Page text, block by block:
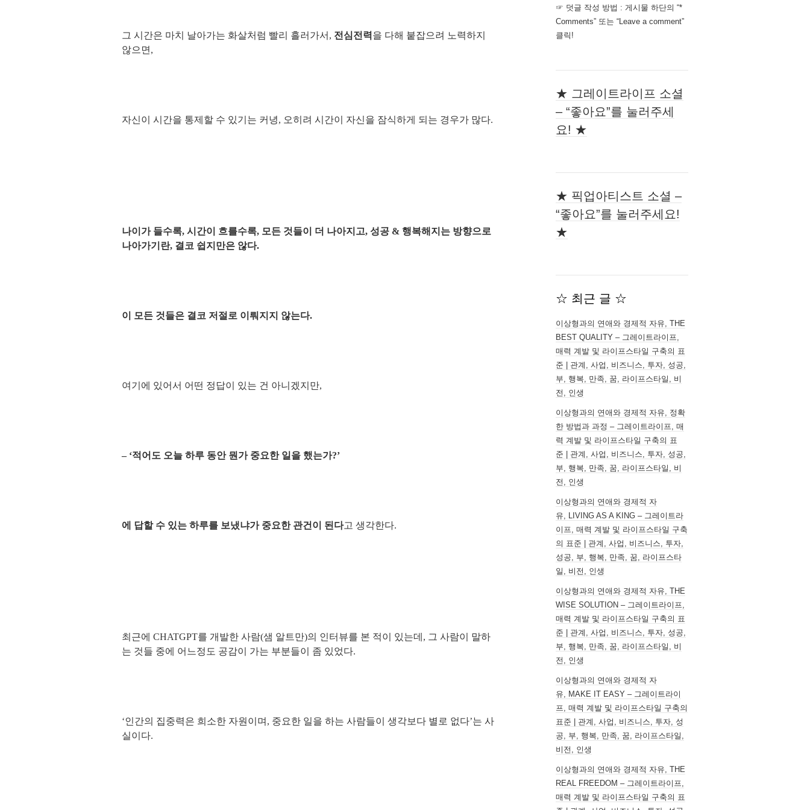
그 시간은 마치 날아가는 화살처럼 빨리 흘러가서, 전심전력 을 다해 붙잡으려 노력하지
않으면,
자신이 시간을 통제할 수 있기는 커녕, 오히려 시간이 자신을 잠식하게 되는 경우가 많다.
나이가 들수록, 시간이 흐를수록, 모든 것들이 더 나아지고, 성공 & 행복해지는 방향으로
나아가기란, 결코 쉽지만은 않다.
이 모든 것들은 결코 저절로 이뤄지지 않는다.
여기에 있어서 어떤 정답이 있는 건 아니겠지만,
– ‘적어도 오늘 하루 동안 뭔가 중요한 일을 했는가?’
에 답할 수 있는 하루를 보냈냐가 중요한 관건이 된다고 생각한다.
최근에 CHATGPT를 개발한 사람(샘 알트만)의 인터뷰를 본 적이 있는데, 그 사람이 말하
는 것들 중에 어느정도 공감이 가는 부분들이 좀 있었다.
‘인간의 집중력은 희소한 자원이며, 중요한 일을 하는 사람들이 생각보다 별로 없다’는 사
실이다.
☞ 덧글 작성 방법 : 게시물 하단의 “*
Comments” 또는 “Leave a comment”
클릭!
★ 그레이트라이프 소셜
– “좋아요”를 눌러주세
요! ★
★ 픽업아티스트 소셜 –
“좋아요”를 눌러주세요!
★
☆ 최근 글 ☆
이상형과의 연애와 경제적 자유, THE
BEST QUALITY – 그레이트라이프,
매력 계발 및 라이프스타일 구축의 표
준 | 관계, 사업, 비즈니스, 투자, 성공,
부, 행복, 만족, 꿈, 라이프스타일, 비
전, 인생
이상형과의 연애와 경제적 자유, 정확
한 방법과 과정 – 그레이트라이프, 매
력 계발 및 라이프스타일 구축의 표
준 | 관계, 사업, 비즈니스, 투자, 성공,
부, 행복, 만족, 꿈, 라이프스타일, 비
전, 인생
이상형과의 연애와 경제적 자
유, LIVING AS A KING – 그레이트라
이프, 매력 계발 및 라이프스타일 구축
의 표준 | 관계, 사업, 비즈니스, 투자,
성공, 부, 행복, 만족, 꿈, 라이프스타
일, 비전, 인생
이상형과의 연애와 경제적 자유, THE
WISE SOLUTION – 그레이트라이프,
매력 계발 및 라이프스타일 구축의 표
준 | 관계, 사업, 비즈니스, 투자, 성공,
부, 행복, 만족, 꿈, 라이프스타일, 비
전, 인생
이상형과의 연애와 경제적 자
유, MAKE IT EASY – 그레이트라이
프, 매력 계발 및 라이프스타일 구축의
표준 | 관계, 사업, 비즈니스, 투자, 성
공, 부, 행복, 만족, 꿈, 라이프스타일,
비전, 인생
이상형과의 연애와 경제적 자유, THE
REAL FREEDOM – 그레이트라이프,
매력 계발 및 라이프스타일 구축의 표